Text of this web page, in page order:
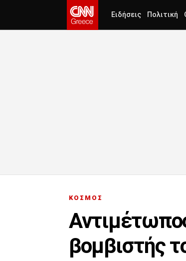
Ειδήσεις Πολιτική
ΚΟΣΜΟΣ
βομβιστής